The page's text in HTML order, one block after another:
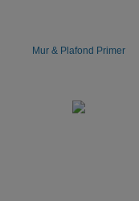
Mur & Plafond Primer